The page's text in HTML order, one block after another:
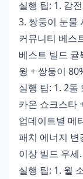
실행 팁: 1. 감
3. 쌍둥이 눈물
커뮤니티 베스
베스트 빌드 귤
윙 + 쌍둥이
실행 팁: 1. 2돌
카온 쇼크스타
업데이트별 메
패치 에너지 변
이상 빌드 우세.
실행 팁: 1. 월